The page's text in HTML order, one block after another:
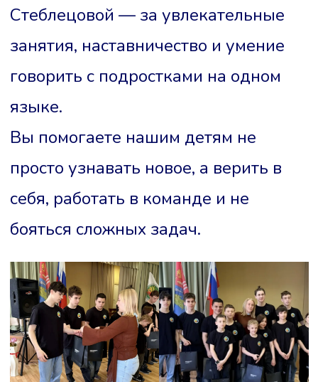
Стеблецовой — за увлекательные
занятия, наставничество и умение
говорить с подростками на одном
языке.
Вы помогаете нашим детям не
просто узнавать новое, а верить в
себя, работать в команде и не
бояться сложных задач.